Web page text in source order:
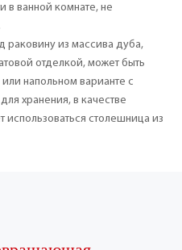
в ванной комнате, не
раковину из массива дуба,
отделкой, может быть
или напольном варианте с
хранения, в качестве
столешница из